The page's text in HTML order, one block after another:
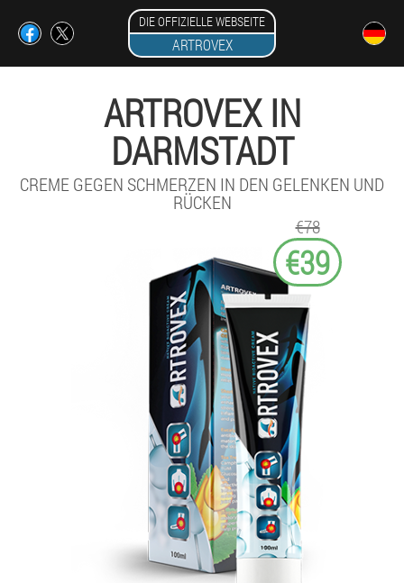
DIE OFFIZIELLE WEBSEITE
ARTROVEX
ARTROVEX IN
DARMSTADT
CREME GEGEN SCHMERZEN IN DEN GELENKEN UND
RÜCKEN
€78
€39